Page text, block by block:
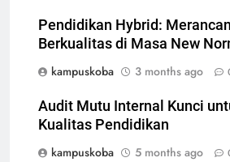
Pendidikan Hybrid:
Berkualitas di Masa New
kampuskoba
3 months ago
Audit Mutu Internal Kunci
Kualitas Pendidikan
kampuskoba
5 months ago